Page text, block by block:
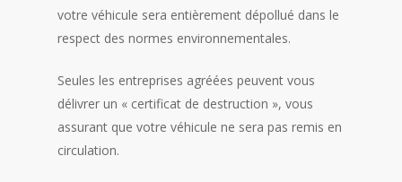
votre véhicule sera entièrement dépollué dans le
respect des normes environnementales.
Seules les entreprises agréées peuvent vous
délivrer un « certificat de destruction », vous
assurant que votre véhicule ne sera pas remis en
circulation.